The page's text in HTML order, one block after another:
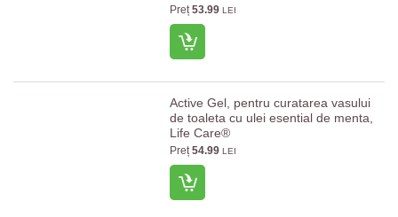
Preț53.99 LEI
Active Gel, pentru curatarea vasului
de toaleta cu ulei esential de menta,
Life Care®
Preț54.99 LEI